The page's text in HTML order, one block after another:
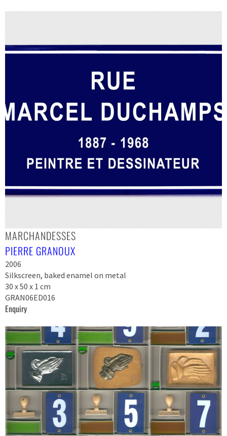
MARCHANDESSES
PIERRE GRANOUX
2006
Silkscreen, baked enamel on metal
30 x 50 x 1 cm
GRAN06ED016
Enquiry